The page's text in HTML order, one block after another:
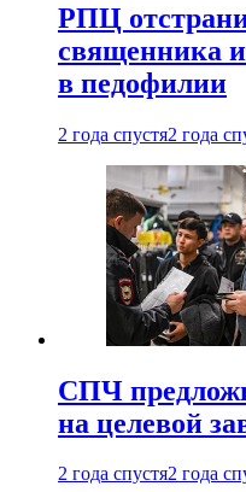
РПЦ
священника
в педофилии
2 года спустя2 года
СПЧ
на целевой
2 года спустя2 года